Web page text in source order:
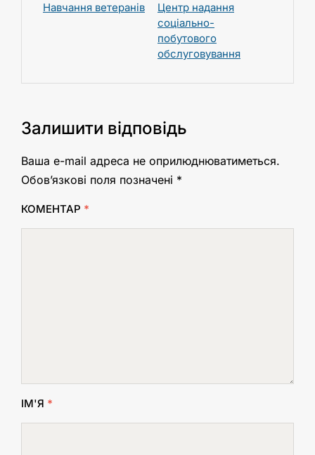
Навчання ветеранів
Центр надання
соціально-
побутового
обслуговування
Залишити відповідь
Ваша e-mail адреса не оприлюднюватиметься.
Обов’язкові поля позначені *
КОМЕНТАР *
ІМ'Я *